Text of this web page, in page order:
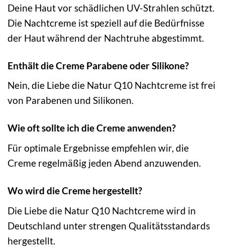
Deine Haut vor schädlichen UV-Strahlen schützt.
Die Nachtcreme ist speziell auf die Bedürfnisse
der Haut während der Nachtruhe abgestimmt.
Enthält die Creme Parabene oder Silikone?
Nein, die Liebe die Natur Q10 Nachtcreme ist frei
von Parabenen und Silikonen.
Wie oft sollte ich die Creme anwenden?
Für optimale Ergebnisse empfehlen wir, die
Creme regelmäßig jeden Abend anzuwenden.
Wo wird die Creme hergestellt?
Die Liebe die Natur Q10 Nachtcreme wird in
Deutschland unter strengen Qualitätsstandards
hergestellt.